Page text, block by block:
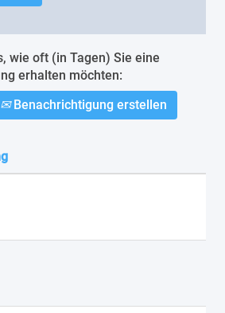
wie oft (in Tagen) Sie eine
erhalten möchten:
Benachrichtigung erstellen